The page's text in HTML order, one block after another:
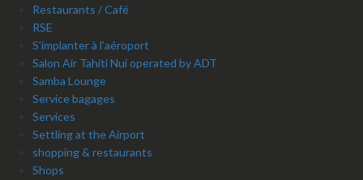
Restaurants / Café
RSE
S’implanter à l’aéroport
Salon Air Tahiti Nui operated by ADT
Samba Lounge
Service bagages
Services
Settling at the Airport
shopping & restaurants
Shops